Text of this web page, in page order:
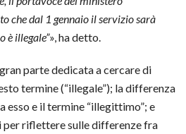
che dal 1 gennaio il servizio sarà
è illegale”», ha detto.
parte dedicata a cercare di
termine (“illegale”); la differenza
e il termine “illegittimo”; e
per riflettere sulle differenze fra